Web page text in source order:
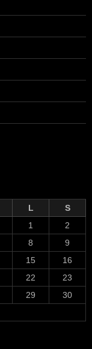
L
S
1
2
8
9
15
16
22
23
29
30